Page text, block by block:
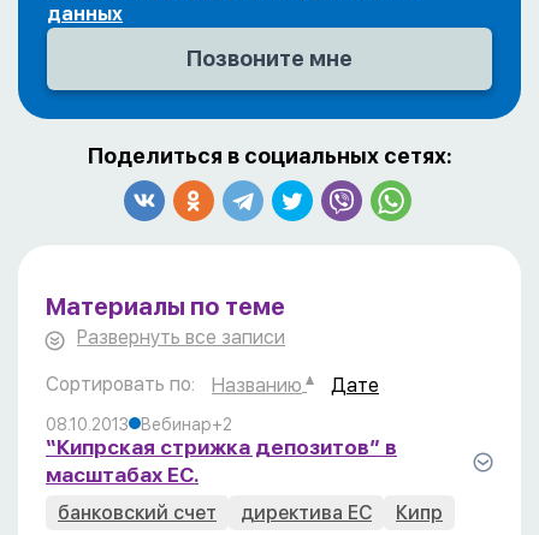
данных
Поделиться в социальных сетях:
Материалы по теме
Развернуть все записи
Сортировать по: Названию Дате
08.10.2013 Вебинар+2
“Кипрская стрижка депозитов” в
масштабах ЕС.
банковский счет директива ЕС Кипр